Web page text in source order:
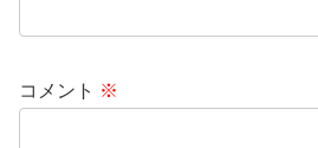
コメント ※